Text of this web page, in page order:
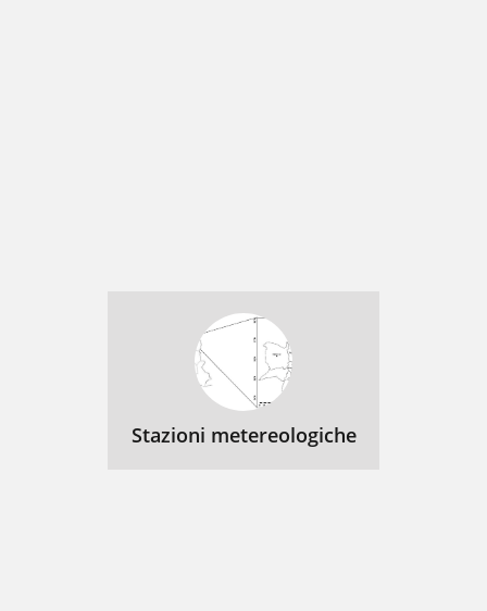
Stazioni metereologiche